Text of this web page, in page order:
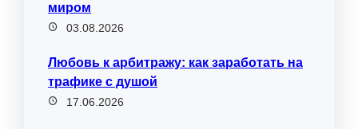
миром
03.08.2026
Любовь к арбитражу: как заработать на
трафике с душой
17.06.2026